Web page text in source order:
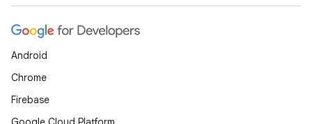
Android
Chrome
Firebase